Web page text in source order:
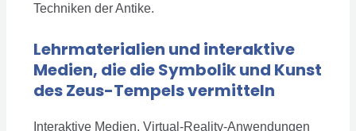
Techniken der Antike.
Lehrmaterialien und interaktive
Medien, die die Symbolik und Kunst
des Zeus-Tempels vermitteln
Interaktive Medien, Virtual-Reality-Anwendungen